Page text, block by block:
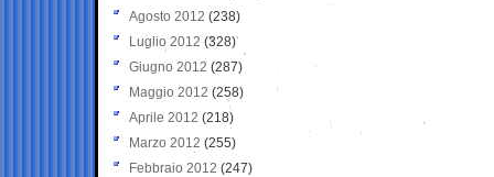
Agosto 2012 (238)
Luglio 2012 (328)
Giugno 2012 (287)
Maggio 2012 (258)
Aprile 2012 (218)
Marzo 2012 (255)
Febbraio 2012 (247)